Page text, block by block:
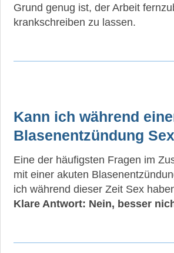
Grund genug ist, der Arbeit
krankschreiben zu lassen.
Kann ich während
Blasenentzündung
Eine der häufigsten Fragen im
mit einer akuten
ich während dieser Zeit Sex
Klare Antwort: Nein, besser